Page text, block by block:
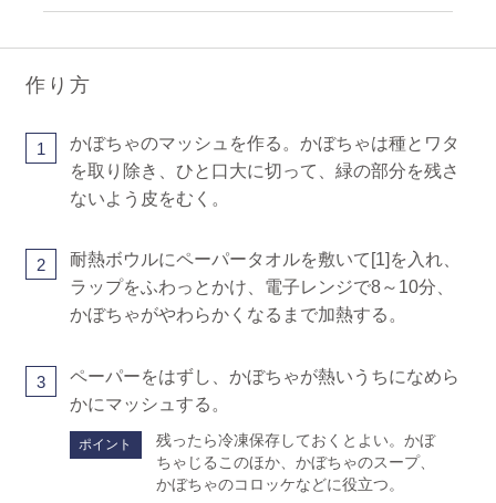
作り方
1
かぼちゃのマッシュを作る。かぼちゃは種とワタ
を取り除き、ひと口大に切って、緑の部分を残さ
ないよう皮をむく。
2
耐熱ボウルにペーパータオルを敷いて[1]を入れ、
ラップをふわっとかけ、電子レンジで8～10分、
かぼちゃがやわらかくなるまで加熱する。
3
ペーパーをはずし、かぼちゃが熱いうちになめら
かにマッシュする。
ポイント
残ったら冷凍保存しておくとよい。かぼ
ちゃじるこのほか、かぼちゃのスープ、
かぼちゃのコロッケなどに役立つ。